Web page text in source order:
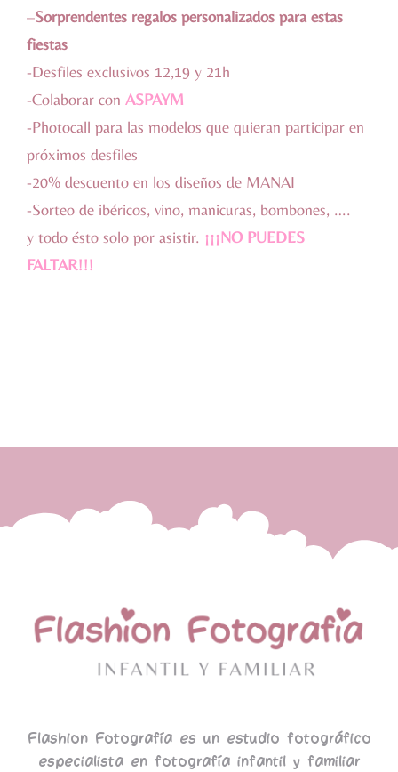
–Sorprendentes regalos personalizados para estas
fiestas
-Desfiles exclusivos 12,19 y 21h
-Colaborar con ASPAYM
-Photocall para las modelos que quieran participar en
próximos desfiles
-20% descuento en los diseños de MANAI
-Sorteo de ibéricos, vino, manicuras, bombones, ….
y todo ésto solo por asistir. ¡¡¡NO PUEDES
FALTAR!!!
Flashion Fotografía es un estudio fotográfico
especialista en fotografía infantil y familiar